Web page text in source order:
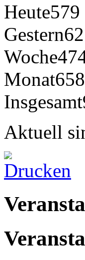
Heute579
Gestern
Woche
Monat
Insgesamt
Aktuell